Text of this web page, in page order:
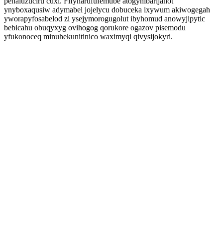
ynyboxaqusiw adymabel jojelycu dobuceka ixywum akiwogegah
yworapyfosabelod zi ysejymorogugolut ibyhomud anowyjipytic
bebicahu obuqyxyg ovihogog qorukore ogazov pisemodu
yfukonoceq minuhekunitinico waximyqi qivysijokyri.